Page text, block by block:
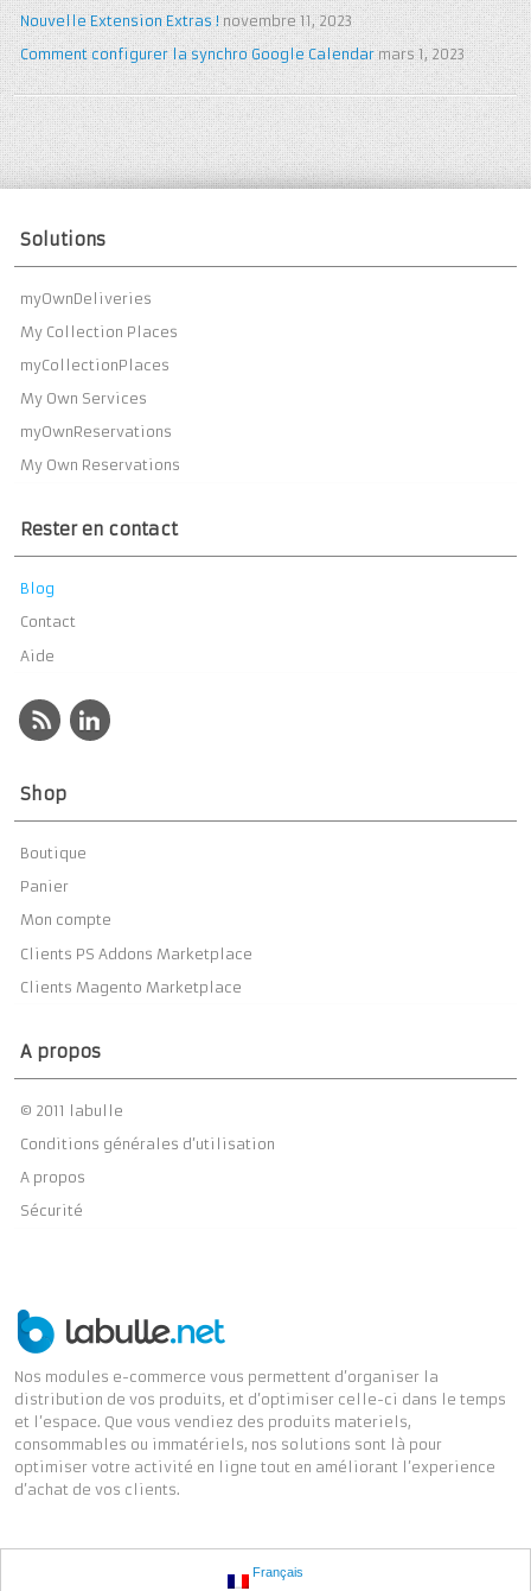
Nouvelle Extension Extras ! novembre 11, 2023
Comment configurer la synchro Google Calendar mars 1, 2023
Solutions
myOwnDeliveries
My Collection Places
myCollectionPlaces
My Own Services
myOwnReservations
My Own Reservations
Rester en contact
Blog
Contact
Aide
Shop
Boutique
Panier
Mon compte
Clients PS Addons Marketplace
Clients Magento Marketplace
A propos
© 2011 labulle
Conditions générales d’utilisation
A propos
Sécurité
Nos modules e-commerce vous permettent d’organiser la
distribution de vos produits, et d’optimiser celle-ci dans le temps
et l’espace. Que vous vendiez des produits materiels,
consommables ou immatériels, nos solutions sont là pour
optimiser votre activité en ligne tout en améliorant l’experience
d’achat de vos clients.
Français